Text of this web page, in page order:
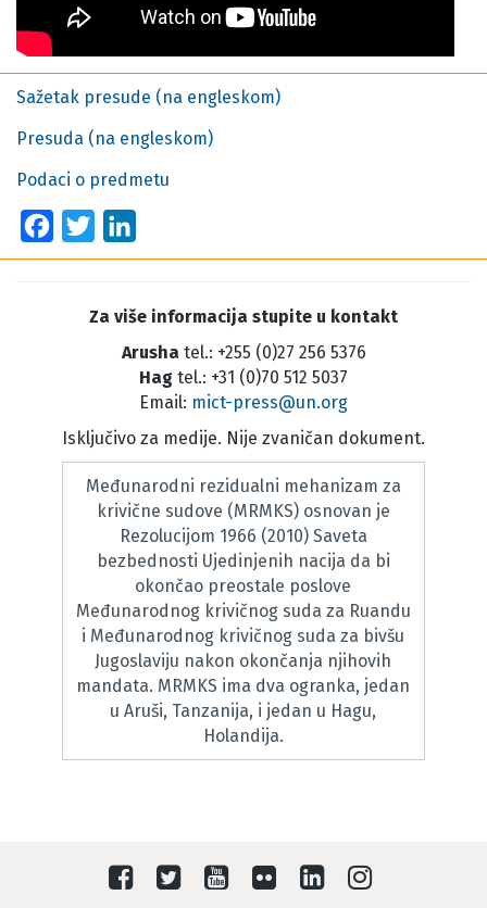
Sažetak presude (na engleskom)
Presuda (na engleskom)
Podaci o predmetu
Facebook
Twitter
Za više informacija stupite u kontakt
Arusha tel.: +255 (0)27 256 5376
Hag tel.: +31 (0)70 512 5037
Email: mict-press@un.org
Isključivo za medije. Nije zvaničan dokument.
Međunarodni rezidualni mehanizam za
krivične sudove (MRMKS) osnovan je
Rezolucijom 1966 (2010) Saveta
bezbednosti Ujedinjenih nacija da bi
okončao preostale poslove
Međunarodnog krivičnog suda za Ruandu
i Međunarodnog krivičnog suda za bivšu
Jugoslaviju nakon okončanja njihovih
mandata. MRMKS ima dva ogranka, jedan
u Aruši, Tanzanija, i jedan u Hagu,
Holandija.